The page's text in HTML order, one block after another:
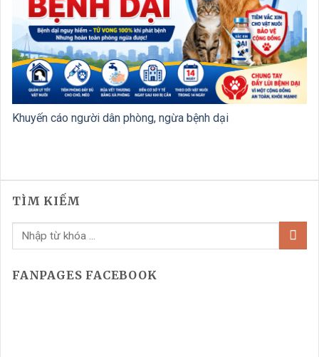
Khuyến cáo người dân phòng, ngừa bệnh dại
TÌM KIẾM
FANPAGES FACEBOOK